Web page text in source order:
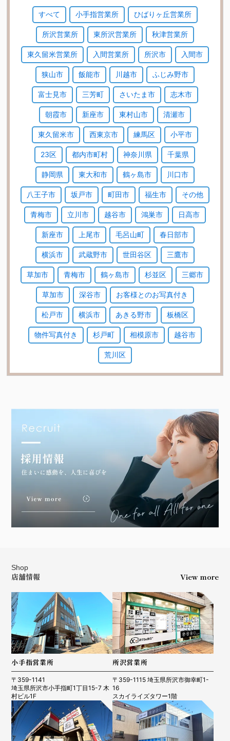
すべて 小手指営業所 ひばりヶ丘営業所
所沢営業所 東所沢営業所 秋津営業所
東久留米営業所 入間営業所 所沢市 入間市
狭山市 飯能市 川越市 ふじみ野市
富士見市 三芳町 さいたま市 志木市
朝霞市 新座市 東村山市 清瀬市
東久留米市 西東京市 練馬区 小平市
23区 都内市町村 神奈川県 千葉県
静岡県 東大和市 鶴ヶ島市 川口市
八王子市 坂戸市 町田市 福生市 その他
青梅市 立川市 越谷市 鴻巣市 日高市
新座市 上尾市 毛呂山町 春日部市
横浜市 武蔵野市 世田谷区 三鷹市
草加市 青梅市 鶴ヶ島市 杉並区 三郷市
草加市 深谷市 お客様とのお写真付き
松戸市 横浜市 あきる野市 板橋区
物件写真付き 杉戸町 相模原市 越谷市
荒川区
Shop
店舗情報 View more
小手指営業所
〒359-1141
埼玉県所沢市小手指町1丁目15-7 木
村ビル1F
所沢営業所
〒359-1115 埼玉県所沢市御幸町1-
16
スカイライズタワー1階